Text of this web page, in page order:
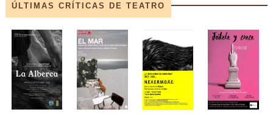
ÚLTIMAS CRÍTICAS DE TEATRO